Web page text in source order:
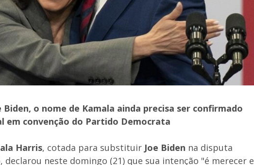
Biden, o nome de Kamala ainda precisa ser confirmado
em convenção do Partido Democrata
Harris, cotada para substituir Joe Biden na disputa
declarou neste domingo (21) que sua intenção "é merecer e